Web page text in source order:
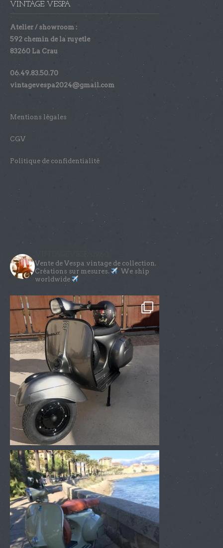
VINTAGE VESPA
Atelier / showroom :
592 chemin de la ruyetle
83260 La Crau
06.49.83.50.70
vintagevespa2024@gmail.com
Mentions légales
CGV
Politique de confidentialité
Vente de Vespa vintage de collection.
Créations sur mesures.
We ship
worldwide